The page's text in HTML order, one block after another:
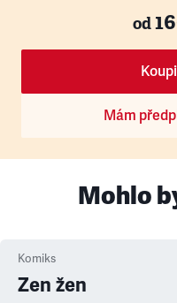
od
Mám
Mohlo
Komiks
Zen žen